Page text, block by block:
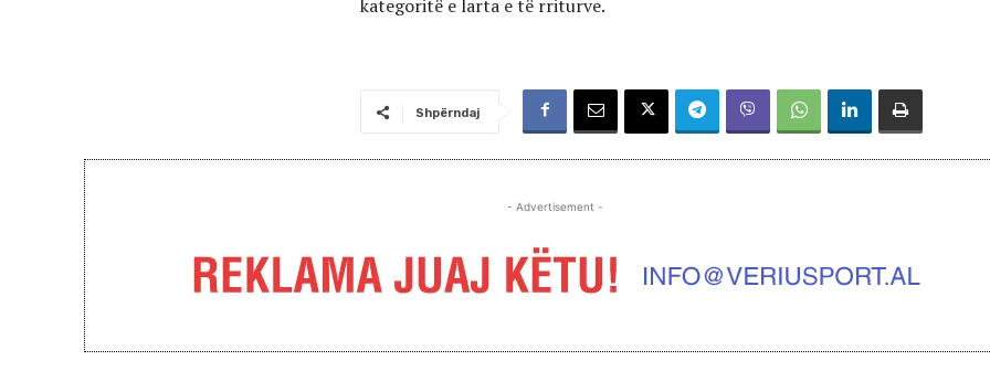
kategoritë e larta e të rriturve.
Shpërndaj
- Advertisement -